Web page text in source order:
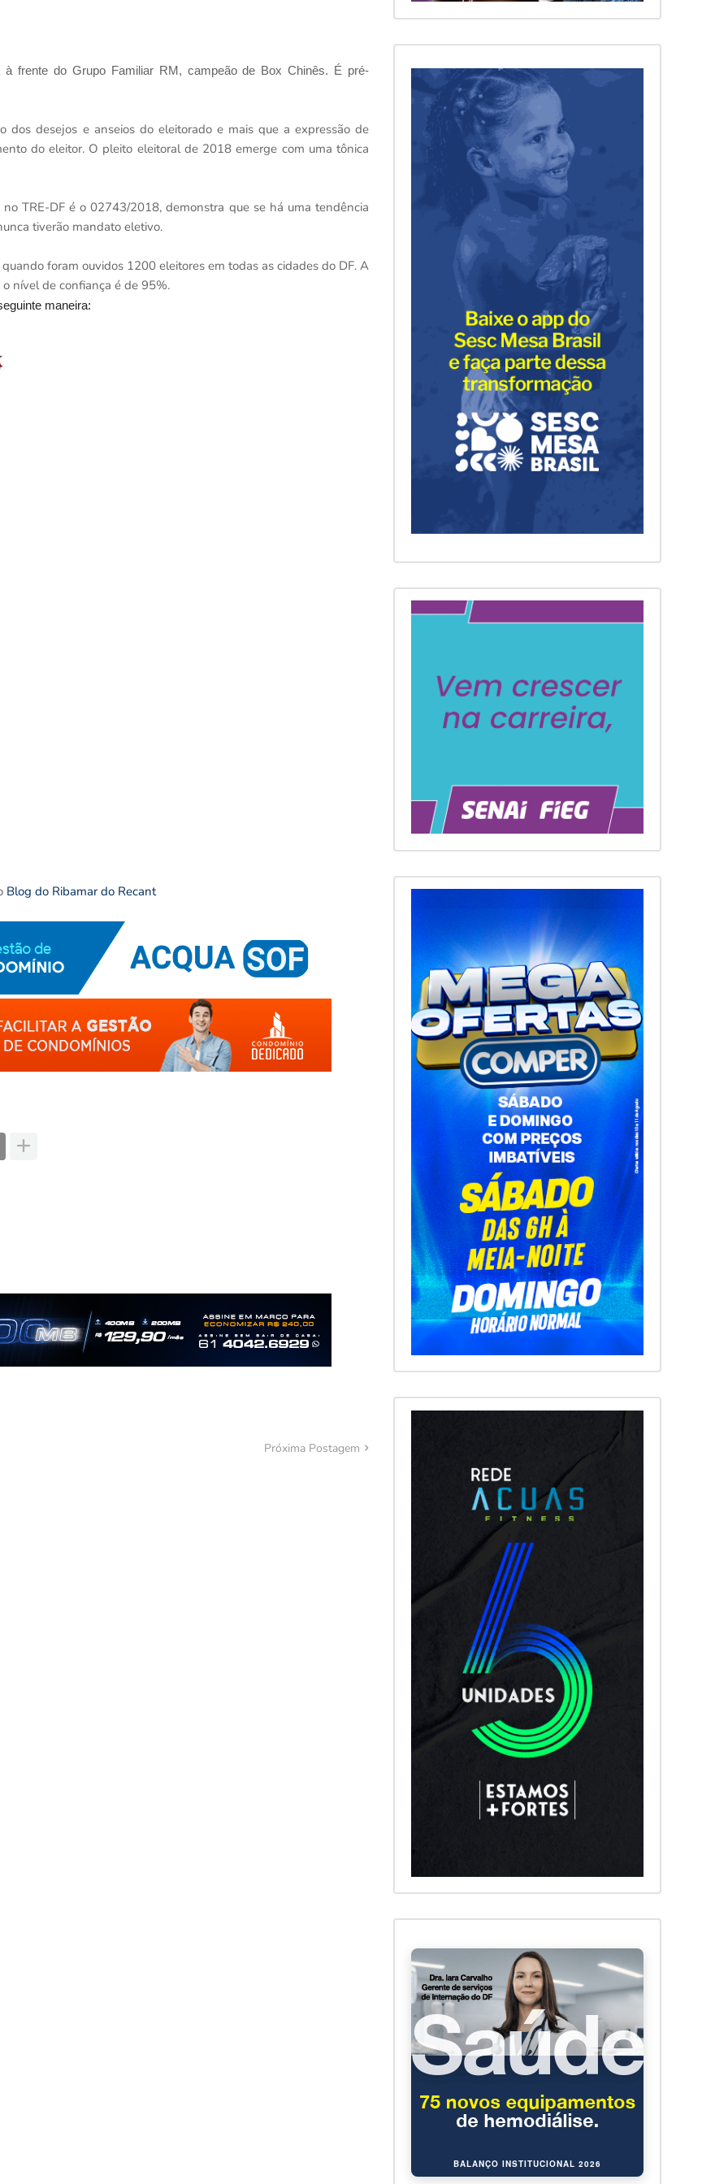
frente do Grupo Familiar RM, campeão de Box Chinês. É pré-
desejos e anseios do eleitorado e mais que a expressão de
do eleitor. O pleito eleitoral de 2018 emerge com uma tônica
TRE-DF é o 02743/2018, demonstra que se há uma tendência
tiverão mandato eletivo.
foram ouvidos 1200 eleitores em todas as cidades do DF. A
nível de confiança é de 95%.
maneira:
Blog do Ribamar do Recant
Próxima Postagem
BALANÇO INSTITUCIONAL 2026